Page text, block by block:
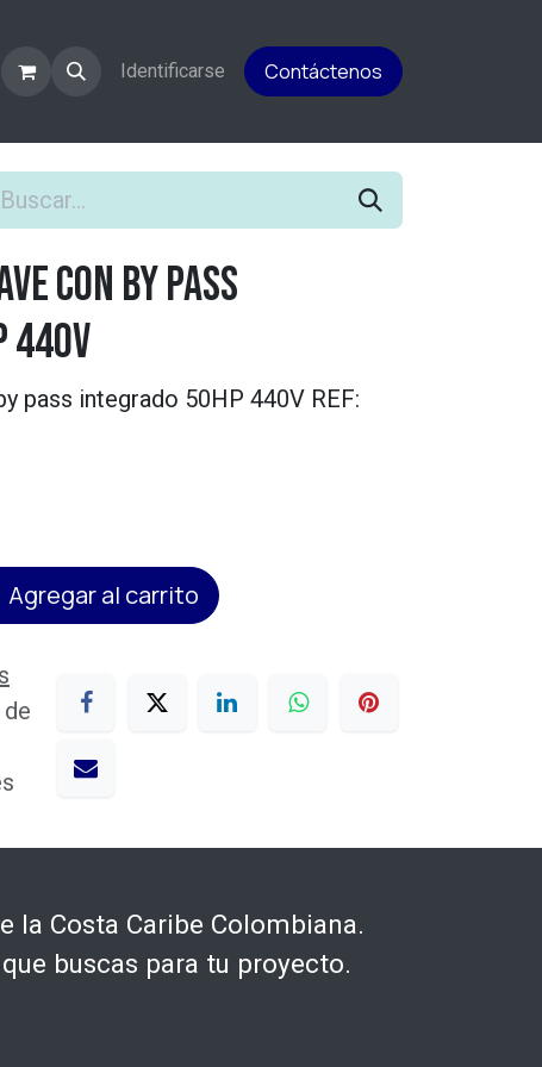
Identificarse Contáctenos
con by pass
pass integrado 50HP 440V REF:
Agregar al carrito
la Costa Caribe Colombiana.
buscas para tu proyecto.